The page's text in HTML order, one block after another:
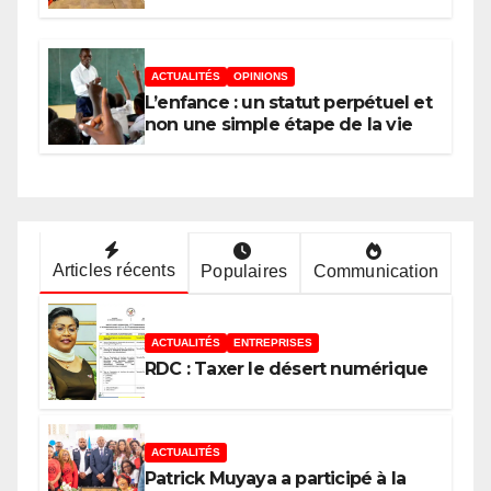
phare de l’investissement en
Afrique
ACTUALITÉS OPINIONS
L’enfance : un statut perpétuel et
non une simple étape de la vie
Articles récents Populaires Communication
ACTUALITÉS ENTREPRISES
RDC : Taxer le désert numérique
ACTUALITÉS
Patrick Muyaya a participé à la